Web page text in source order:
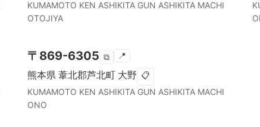
KUMAMOTO KEN ASHIKITA GUN ASHIKITA MACHI
OTOJIYA
〒 869-6305 ⧉ 📍
熊本県 葦北郡芦北町 大野 📋
KUMAMOTO KEN ASHIKITA GUN ASHIKITA MACHI
ONO